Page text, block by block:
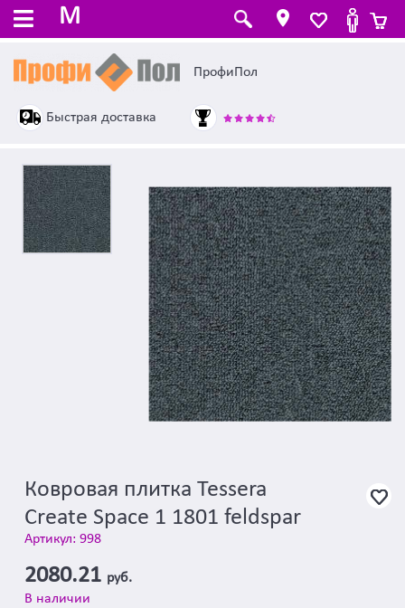
M
ПрофиПол
Быстрая доставка
Ковровая плитка Tessera
Create Space 1 1801 feldspar
Артикул: 998
2080.21 руб.
В наличии